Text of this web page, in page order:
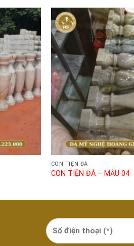
CON TIỆN ĐÁ
CON TIỆN ĐÁ – MẪU 04